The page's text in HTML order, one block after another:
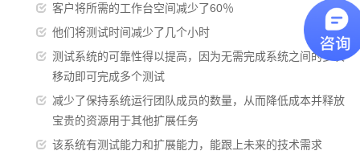
客户将所需的工作台空间减少了60％
他们将测试时间减少了几个小时
测试系统的可靠性得以提高，因为无需完成系统之间的多次
移动即可完成多个测试
减少了保持系统运行团队成员的数量，从而降低成本并释放
宝贵的资源用于其他扩展任务
该系统有测试能力和扩展能力，能跟上未来的技术需求